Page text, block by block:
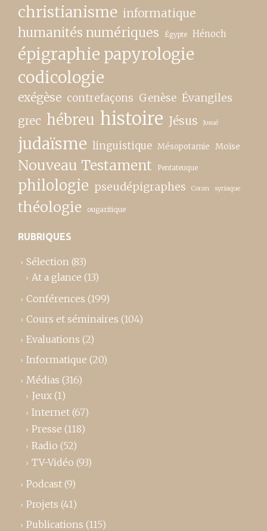
christianisme informatique
humanités numériques Égypte Hénoch
épigraphie papyrologie
codicologie
exégèse contrefaçons Genèse Évangiles
grec hébreu histoire Jésus Josué
judaïsme linguistique Mésopotamie Moïse
Nouveau Testament Pentateuque
philologie pseudépigraphes Coran syriaque
théologie ougaritique
RUBRIQUES
Sélection (83)
At a glance (13)
Conférences (199)
Cours et séminaires (104)
Evaluations (2)
Informatique (20)
Médias (316)
Jeux (1)
Internet (67)
Presse (118)
Radio (52)
TV-Vidéo (93)
Podcast (9)
Projets (41)
Publications (115)